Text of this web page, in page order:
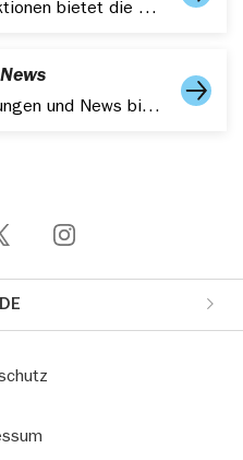
Für Journalisten und Redaktionen bietet die Pressestelle umfangreiche Informationen, Bildmaterial, Studien und Kurzumfragen. Sprechen Sie uns an.
Mit unseren Pressemitteilungen und News bieten wir Ihnen einen umfangreichen Service. Lesen Sie aktuelle Nachrichten rund um Ihre Gesundheit und die mhplus.
DE